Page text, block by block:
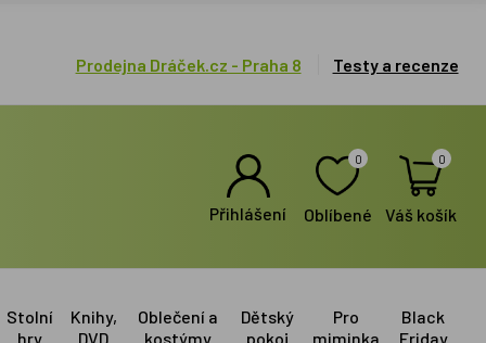
Prodejna Dráček.cz - Praha 8 Testy a recenze
Přihlášení
0
Oblíbené
0
Váš košík
Stolní
hry
Knihy,
DVD
Oblečení a
kostýmy
Dětský
pokoj
Pro
miminka
Black
Friday